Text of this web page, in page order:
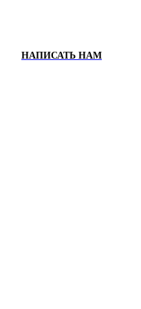
НАПИСАТЬ НАМ